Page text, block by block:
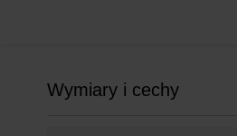
Wymiary i cechy